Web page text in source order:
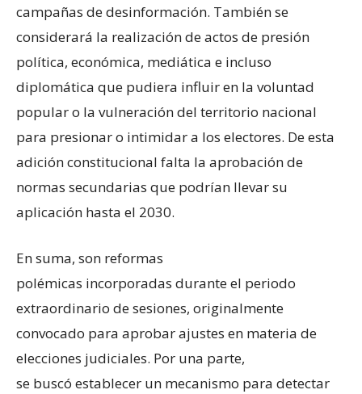
campañas de desinformación. También se
considerará la realización de actos de presión
política, económica, mediática e incluso
diplomática que pudiera influir en la voluntad
popular o la vulneración del territorio nacional
para presionar o intimidar a los electores. De esta
adición constitucional falta la aprobación de
normas secundarias que podrían llevar su
aplicación hasta el 2030.
En suma, son reformas
polémicas incorporadas durante el periodo
extraordinario de sesiones, originalmente
convocado para aprobar ajustes en materia de
elecciones judiciales. Por una parte,
se buscó establecer un mecanismo para detectar